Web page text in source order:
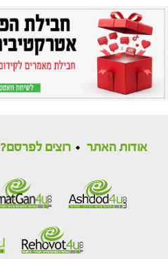
אודות האתר רוצים לפרסם?